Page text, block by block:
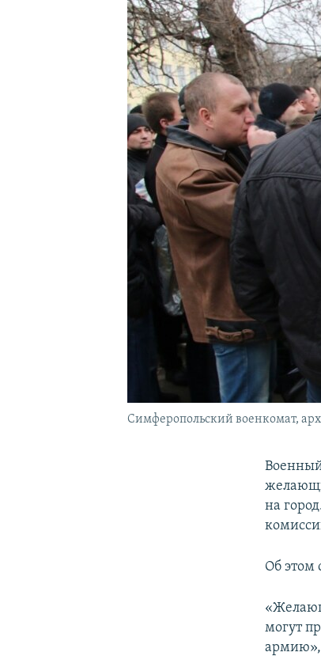
КРЫМ.НЕПОКОРЕННЫЙ
УКРАИНСКАЯ ПРОБЛЕМА КРЫМА
Симферопольский военкомат,
на
Об этом
могут
армию»,